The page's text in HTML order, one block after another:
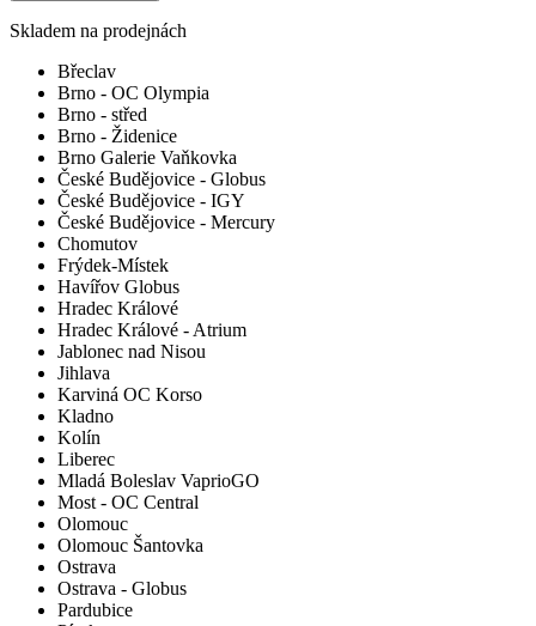
Skladem na prodejnách
Břeclav
Brno - OC Olympia
Brno - střed
Brno - Židenice
Brno Galerie Vaňkovka
České Budějovice - Globus
České Budějovice - IGY
České Budějovice - Mercury
Chomutov
Frýdek-Místek
Havířov Globus
Hradec Králové
Hradec Králové - Atrium
Jablonec nad Nisou
Jihlava
Karviná OC Korso
Kladno
Kolín
Liberec
Mladá Boleslav VaprioGO
Most - OC Central
Olomouc
Olomouc Šantovka
Ostrava
Ostrava - Globus
Pardubice